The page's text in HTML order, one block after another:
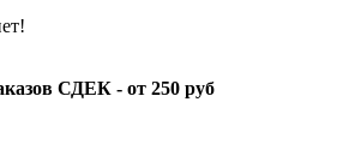
СДЕК - от 250 руб